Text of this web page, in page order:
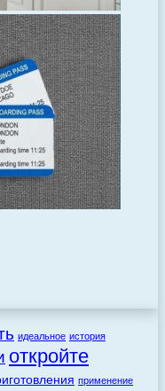
идеальное история
откройте
применение